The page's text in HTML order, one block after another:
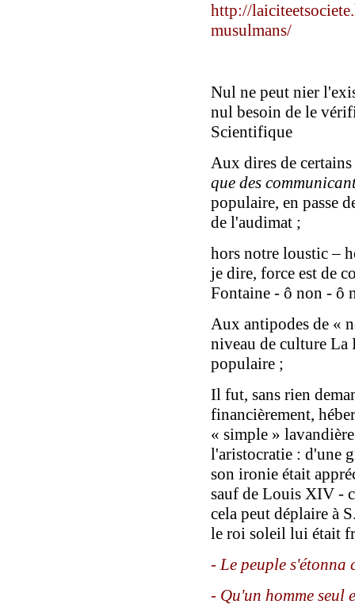
http://
musulmans/
Nul ne peut nier
nul besoin de le
Scientifique
Aux dires de
que des
populaire, en passe
de l'audimat ;
hors notre loustic –
je dire, force est de
Fontaine - ô non - ô
Aux antipodes de «
niveau de culture La
populaire ;
Il fut, sans rien
financièrement,
« simple »
l'aristocratie : d'une
son ironie était
sauf de Louis XIV -
cela peut déplaire à
le roi soleil lui était
- Le peuple s'étonna
- Qu'un homme seul